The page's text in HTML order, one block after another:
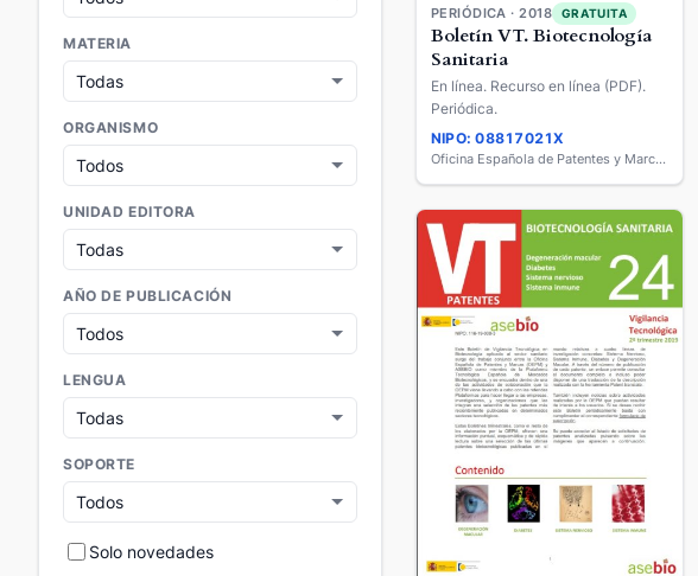
MATERIA
ORGANISMO
UNIDAD EDITORA
AÑO DE PUBLICACIÓN
LENGUA
SOPORTE
Solo novedades
PERIÓDICA · 2018 GRATUITA
Boletín VT. Biotecnología
Sanitaria
En línea. Recurso en línea (PDF).
Periódica.
NIPO: 08817021X
Oficina Española de Patentes y Marcas